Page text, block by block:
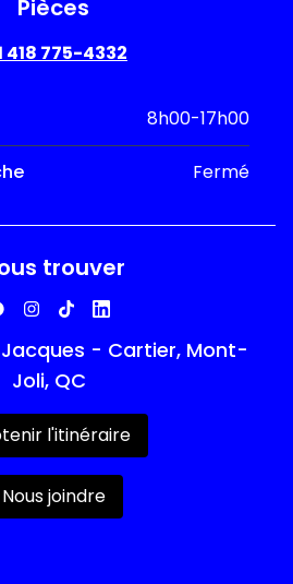
Pièces
418 775-4332
8h00-17h00
Fermé
trouver
Jacques - Cartier, Mont-
Joli, QC
l'itinéraire
Nous joindre